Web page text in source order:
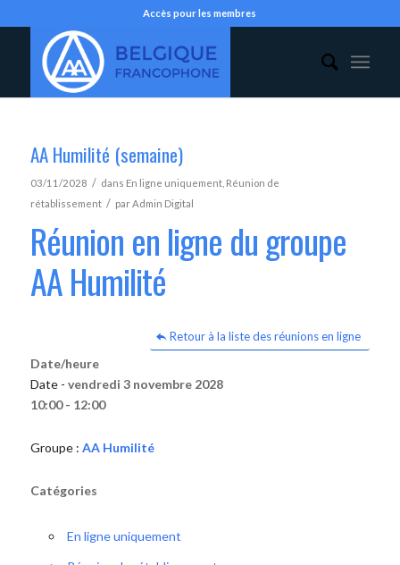
Accès pour les membres
AA Humilité (semaine)
03/11/2028 / dans En ligne uniquement, Réunion de
rétablissement / parAdmin Digital
Réunion en ligne du groupe
AA Humilité
Retour à la liste des réunions en ligne
Date/heure
Date - vendredi 3 novembre 2028
10:00 - 12:00
Groupe : AA Humilité
Catégories
En ligne uniquement